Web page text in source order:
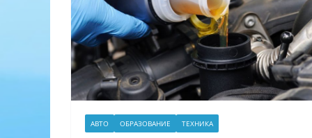
АВТО ОБРАЗОВАНИЕ ТЕХНИКА